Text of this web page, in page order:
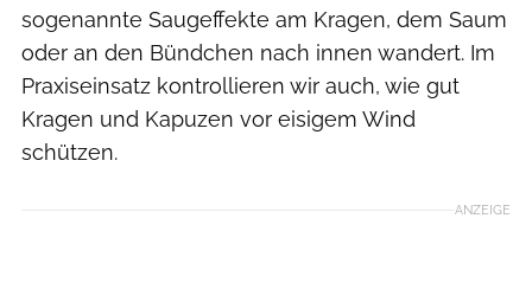
sogenannte Saugeffekte am Kragen, dem Saum
oder an den Bündchen nach innen wandert. Im
Praxiseinsatz kontrollieren wir auch, wie gut
Kragen und Kapuzen vor eisigem Wind
schützen.
ANZEIGE